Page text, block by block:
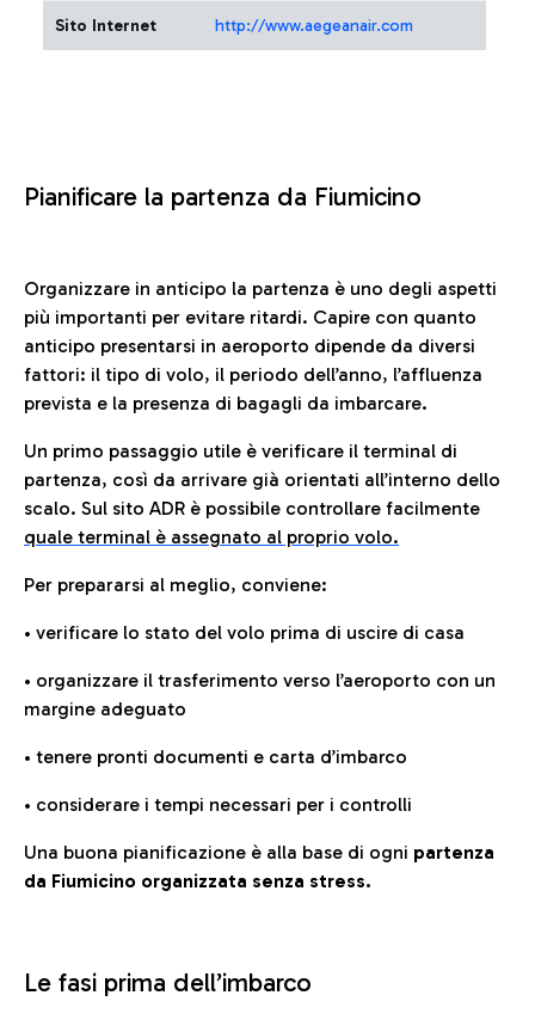
Sito Internet http://www.aegeanair.com
Pianificare la partenza da Fiumicino
Organizzare in anticipo la partenza è uno degli aspetti
più importanti per evitare ritardi. Capire con quanto
anticipo presentarsi in aeroporto dipende da diversi
fattori: il tipo di volo, il periodo dell’anno, l’affluenza
prevista e la presenza di bagagli da imbarcare.
Un primo passaggio utile è verificare il terminal di
partenza, così da arrivare già orientati all’interno dello
scalo. Sul sito ADR è possibile controllare facilmente
quale terminal è assegnato al proprio volo.
Per prepararsi al meglio, conviene:
• verificare lo stato del volo prima di uscire di casa
• organizzare il trasferimento verso l’aeroporto con un
margine adeguato
• tenere pronti documenti e carta d’imbarco
• considerare i tempi necessari per i controlli
Una buona pianificazione è alla base di ogni partenza
da Fiumicino organizzata senza stress.
Le fasi prima dell’imbarco